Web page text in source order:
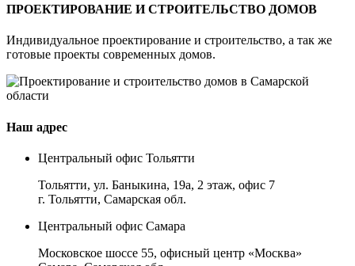
ПРОЕКТИРОВАНИЕ И СТРОИТЕЛЬСТВО ДОМОВ
Индивидуальное проектирование и строительство, а так же
готовые проекты современных домов.
Наш адрес
Центральный офис Тольятти
Тольятти, ул. Баныкина, 19а, 2 этаж, офис 7
г. Тольятти, Самарская обл.
Центральный офис Самара
Московское шоссе 55, офисный центр «Москва»